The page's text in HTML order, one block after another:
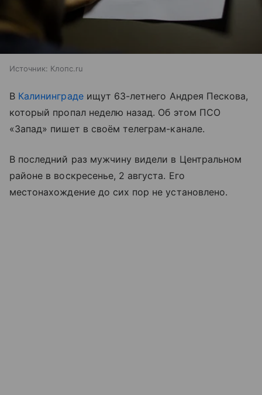
Источник: Клопс.ru
В Калининградеищут 63-летнего Андрея Пескова,
который пропал неделю назад. Об этом ПСО
«Запад» пишет в своём телеграм-канале.
В последний раз мужчину видели в Центральном
районе в воскресенье, 2 августа. Его
местонахождение до сих пор не установлено.